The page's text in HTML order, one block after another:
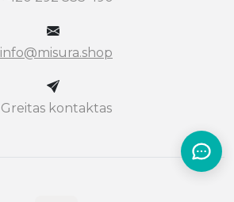
info@misura.shop
Greitas kontaktas